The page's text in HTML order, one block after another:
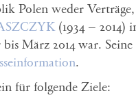
Polen weder
(1934 – 2014)
März 2014 war.
.
für folgende Ziele: